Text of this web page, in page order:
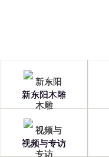
新东阳木雕
视频与专访